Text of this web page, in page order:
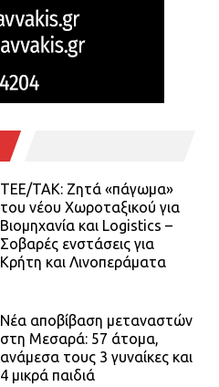
ΤΕΕ/ΤΑΚ: Ζητά «πάγωμα»
του νέου Χωροταξικού για
Βιομηχανία και Logistics –
Σοβαρές ενστάσεις για
Κρήτη και Λινοπεράματα
Νέα αποβίβαση μεταναστών
στη Μεσαρά: 57 άτομα,
ανάμεσα τους 3 γυναίκες και
4 μικρά παιδιά